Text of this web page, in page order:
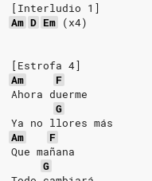
[Interludio 1]
Am D Em (x4)
[Estrofa 4]
Am
F
Ahora duerme
G
Ya no llores más
Am
F
Que mañana
G